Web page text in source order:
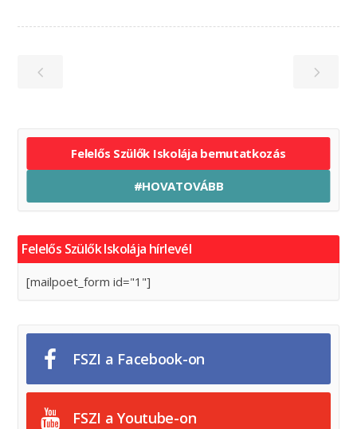
Felelős Szülők Iskolája bemutatkozás
#HOVATOVÁBB
Felelős Szülők Iskolája hírlevél
[mailpoet_form id="1"]
FSZI a Facebook-on
FSZI a Youtube-on